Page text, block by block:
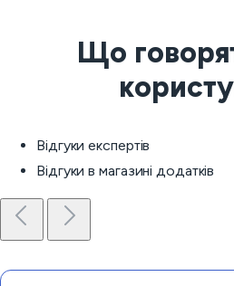
Що
Відгуки експертів
Відгуки в магазині додатків